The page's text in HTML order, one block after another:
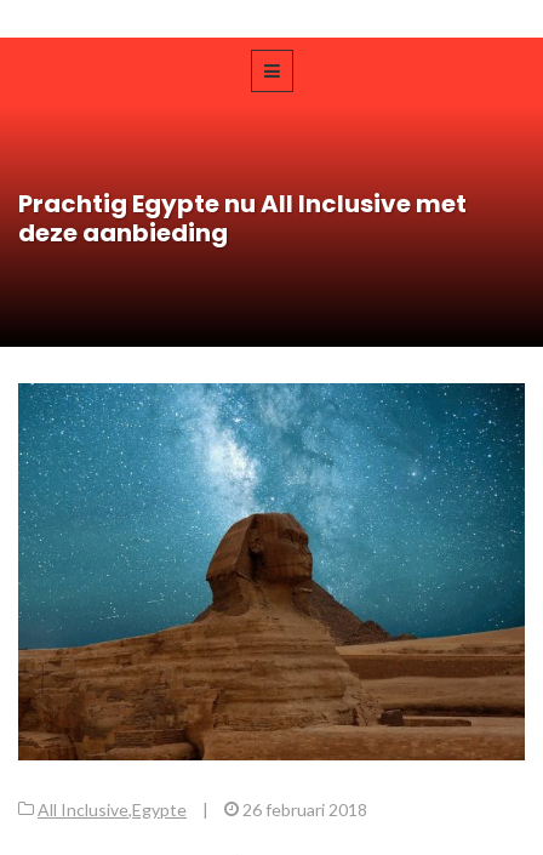
Prachtig Egypte nu All Inclusive met
deze aanbieding
All Inclusive,Egypte | 26 februari 2018